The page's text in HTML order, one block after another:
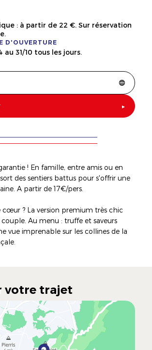
: à partir de 22 €. Sur réservation
D'OUVERTURE
au 31/10 tous les jours.
! En famille, entre amis ou en
des sentiers battus pour s'offrir une
A partir de 17€/pers.
cœur ? La version premium très chic
Au menu : truffe et saveurs
vue imprenable sur les collines de la
votre trajet